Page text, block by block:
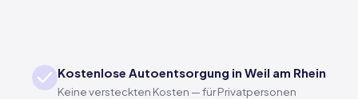
Kostenlose Autoentsorgung in Weil am Rhein
Keine versteckten Kosten — für Privatpersonen